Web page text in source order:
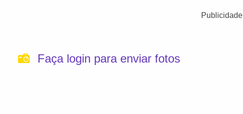
Publicidade
Faça login para enviar fotos